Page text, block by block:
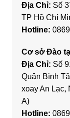
Địa Chỉ: Số
TP Hồ Chí
Hotline:
Cơ sở Đào
Địa Chỉ: Số
Quận Bình
xoay An Lạc,
A)
Hotline: